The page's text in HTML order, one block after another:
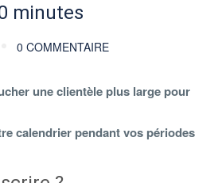
minutes
0 COMMENTAIRE
une clientèle plus large pour
calendrier pendant vos périodes